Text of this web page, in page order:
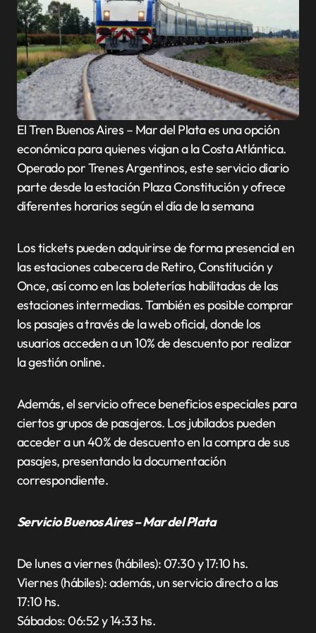
El Tren Buenos Aires – Mar del Plata es una opción
económica para quienes viajan a la Costa Atlántica.
Operado por Trenes Argentinos, este servicio diario
parte desde la estación Plaza Constitución y ofrece
diferentes horarios según el día de la semana
Los tickets pueden adquirirse de forma presencial en
las estaciones cabecera de Retiro, Constitución y
Once, así como en las boleterías habilitadas de las
estaciones intermedias. También es posible comprar
los pasajes a través de la web oficial, donde los
usuarios acceden a un 10% de descuento por realizar
la gestión online.
Además, el servicio ofrece beneficios especiales para
ciertos grupos de pasajeros. Los jubilados pueden
acceder a un 40% de descuento en la compra de sus
pasajes, presentando la documentación
correspondiente.
Servicio Buenos Aires – Mar del Plata
De lunes a viernes (hábiles): 07:30 y 17:10 hs.
Viernes (hábiles): además, un servicio directo a las
17:10 hs.
Sábados: 06:52 y 14:33 hs.